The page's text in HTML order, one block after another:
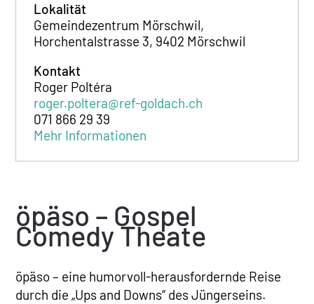
Lokalität
Gemeindezentrum Mörschwil,
Horchentalstrasse 3, 9402 Mörschwil
Kontakt
Roger Poltéra
roger.poltera@ref-goldach.ch
071 866 29 39
Mehr Informationen
öpäso – Gospel
Comedy Theate
öpäso – eine humorvoll-herausfordernde Reise
durch die „Ups and Downs“ des Jüngerseins.